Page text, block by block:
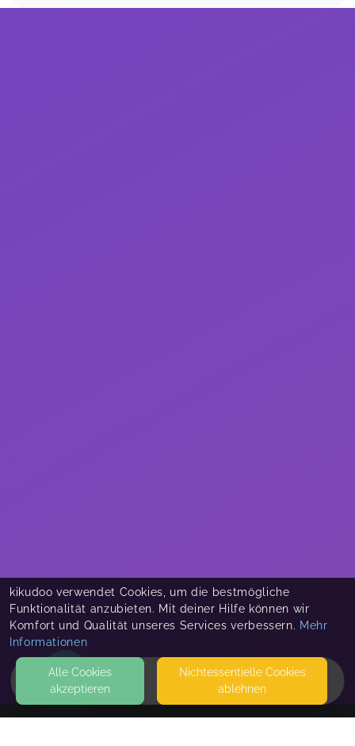
HOME
kikudoo verwendet Cookies, um die bestmögliche
Funktionalität anzubieten. Mit deiner Hilfe können wir
Komfort und Qualität unseres Services verbessern. Mehr
Informationen
Alle Cookies
akzeptieren
Nicht­essentielle Cookies
ablehnen